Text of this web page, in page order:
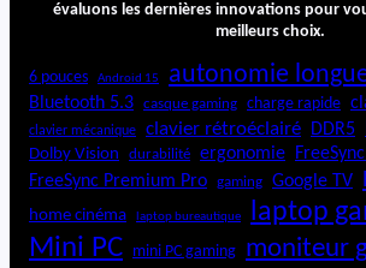
évaluons les dernières innovations pour
meilleurs choix.
6 pouces Android 15 autonomie
Bluetooth 5.3 casque gaming charge rapide
clavier mécanique clavier rétroéclairé DDR5
Dolby Vision durabilité ergonomie
FreeSync Premium Pro
gaming Google TV
home cinéma laptop bureautique laptop
Mini PC mini PC gaming moniteur